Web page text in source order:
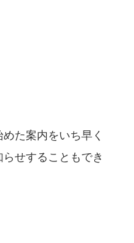
た案内をいち早く
せすることもでき